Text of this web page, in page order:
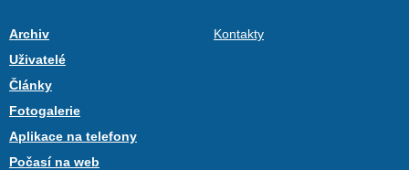
Archiv
Uživatelé
Články
Fotogalerie
Aplikace na telefony
Počasí na web
Kontakty